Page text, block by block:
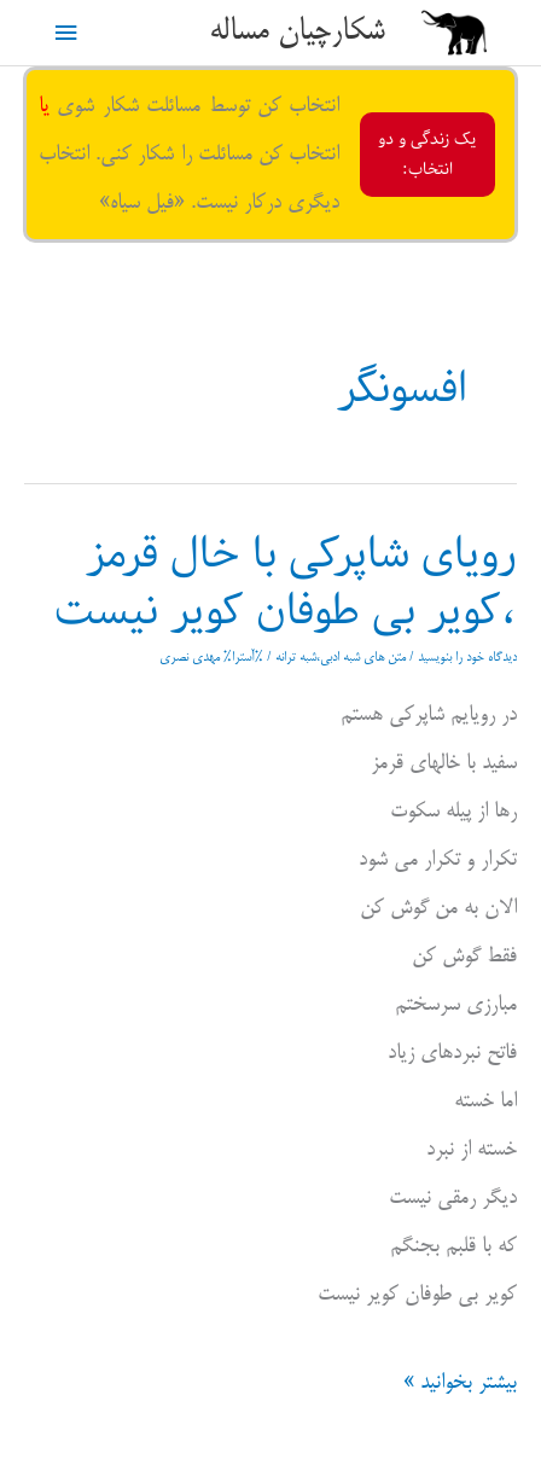
محتوا
شکارچیان مساله
فهرست
یک زندگی و دو
انتخاب:
انتخاب کن توسط مسائلت شکار شوی یا
انتخاب کن مسائلت را شکار کنی. انتخاب
دیگری درکار نیست. «فیل سیاه»
افسونگر
رویای شاپرکی با خال قرمز
،کویر بی طوفان کویر نیست
دیدگاه‌ خود را بنویسید /متن های شبه ادبی،شبه ترانه / %آسترا% مهدی نصری
در رویایم شاپرکی هستم
سفید با خالهای قرمز
رها از پیله سکوت
تکرار و تکرار می شود
الان به من گوش کن
فقط گوش کن
مبارزی سرسختم
فاتح نبردهای زیاد
اما خسته
خسته از نبرد
دیگر رمقی نیست
که با قلبم بجنگم
کویر بی طوفان کویر نیست
رویای
بیشتر بخوانید »